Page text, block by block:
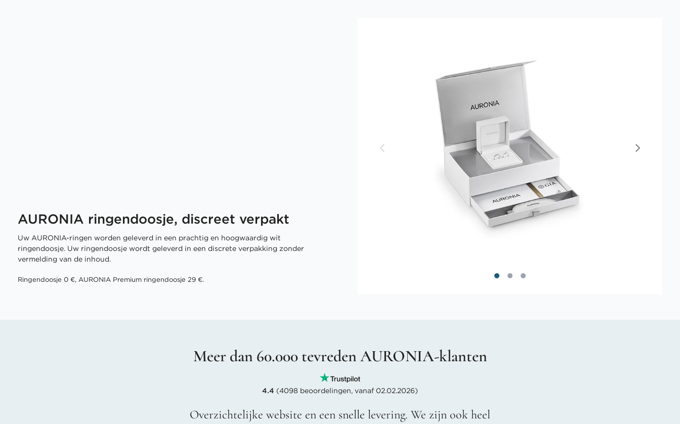
AURONIA ringendoosje, discreet verpakt
Uw AURONIA-ringen worden geleverd in een prachtig en hoogwaardig wit
ringendoosje. Uw ringendoosje wordt geleverd in een discrete verpakking zonder
vermelding van de inhoud.
Ringendoosje 0 €, AURONIA Premium ringendoosje 29 €.
Meer dan 60.000 tevreden AURONIA-klanten
4.4 (4098 beoordelingen, vanaf 02.02.2026)
Overzichtelijke website en een snelle levering. We zijn ook heel